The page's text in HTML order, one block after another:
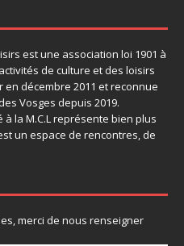
est une association loi 1901 à
de culture et des loisirs
décembre 2011 et reconnue
Vosges depuis 2019.
la M.C.L représente bien plus
un espace de rencontres, de
merci de nous renseigner